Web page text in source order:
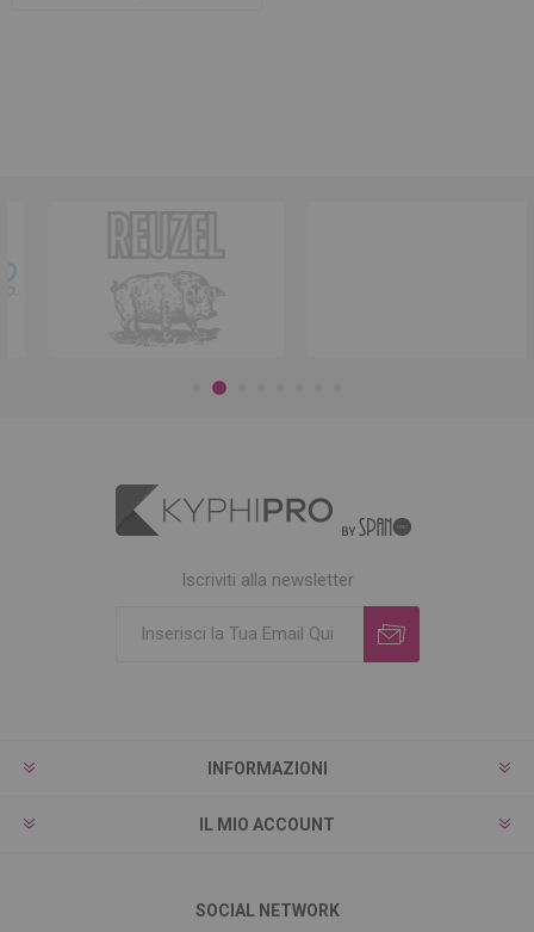
Iscriviti alla newsletter
INFORMAZIONI
IL MIO ACCOUNT
SOCIAL NETWORK